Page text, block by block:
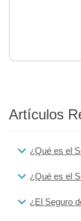
Artículos
¿Qué es el
¿Qué es el
¿El Seguro